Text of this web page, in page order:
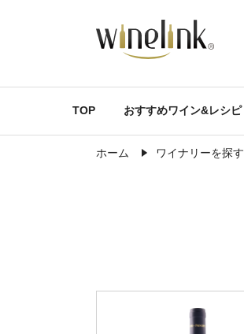
TOP おすすめワイン&レシピ
ホーム ワイナリーを探す